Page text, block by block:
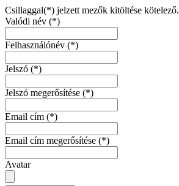
Csillaggal(*) jelzett mezők kitöltése kötelező.
Valódi név (*)
Felhasználónév (*)
Jelszó (*)
Jelszó megerősítése (*)
Email cím (*)
Email cím megerősítése (*)
Avatar